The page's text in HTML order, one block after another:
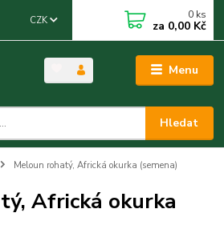
Menu
CZK
Hledat
0 ks
za 0,00 Kč
Meloun rohatý, Africká okurka (semena)
Africká okurka